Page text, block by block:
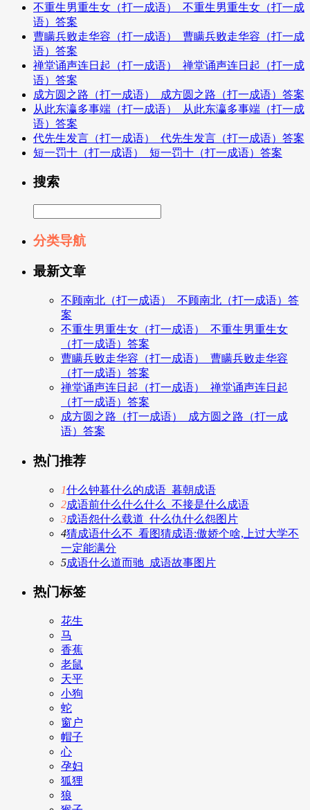
不重生男重生女（打一成语）_不重生男重生女（打一成
语）答案
曹瞒兵败走华容（打一成语）_曹瞒兵败走华容（打一成
语）答案
禅堂诵声连日起（打一成语）_禅堂诵声连日起（打一成
语）答案
成方圆之路（打一成语）_成方圆之路（打一成语）答案
从此东瀛多事端（打一成语）_从此东瀛多事端（打一成
语）答案
代先生发言（打一成语）_代先生发言（打一成语）答案
短一罚十（打一成语）_短一罚十（打一成语）答案
搜索
分类导航
最新文章
不顾南北（打一成语）_不顾南北（打一成语）答
案
不重生男重生女（打一成语）_不重生男重生女
（打一成语）答案
曹瞒兵败走华容（打一成语）_曹瞒兵败走华容
（打一成语）答案
禅堂诵声连日起（打一成语）_禅堂诵声连日起
（打一成语）答案
成方圆之路（打一成语）_成方圆之路（打一成
语）答案
热门推荐
1什么钟暮什么的成语_暮朝成语
2成语前什么什么什么_不接是什么成语
3成语怨什么载道_什么仇什么怨图片
4猜成语什么不_看图猜成语:傲娇个啥,上过大学不
一定能满分
5成语什么道而驰_成语故事图片
热门标签
花生
马
香蕉
老鼠
天平
小狗
蛇
窗户
帽子
心
孕妇
狐狸
狼